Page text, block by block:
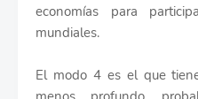
economías para
mundiales.
El modo 4 es el que